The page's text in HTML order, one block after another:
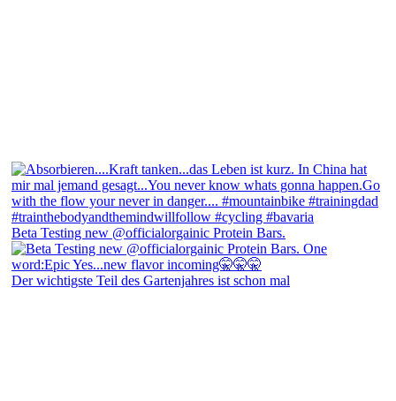
Beta Testing new @officialorgainic Protein Bars.
Der wichtigste Teil des Gartenjahres ist schon mal